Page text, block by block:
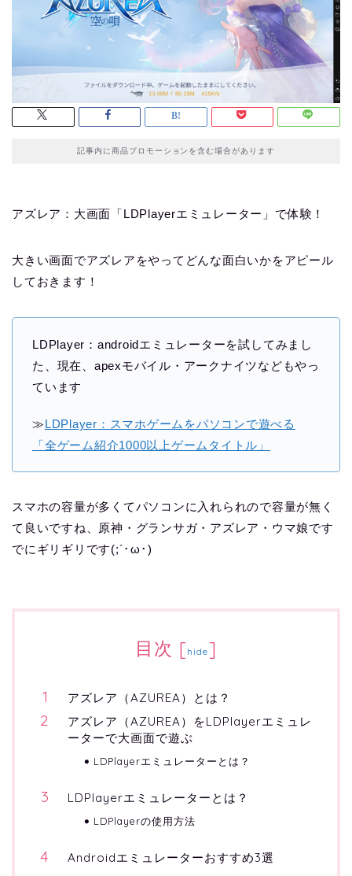
記事内に商品プロモーションを含む場合があります
アズレア：大画面「LDPlayerエミュレーター」で体験！
大きい画面でアズレアをやってどんな面白いかをアピール
しておきます！
LDPlayer：androidエミュレーターを試してみまし
た、現在、apexモバイル・アークナイツなどもやっ
ています
≫LDPlayer：スマホゲームをパソコンで遊べる
「全ゲーム紹介1000以上ゲームタイトル」
スマホの容量が多くてパソコンに入れられので容量が無く
て良いですね、原神・グランサガ・アズレア・ウマ娘です
でにギリギリです(;´･ω･)
目次 [hide]
アズレア（AZUREA）とは？
アズレア（AZUREA）をLDPlayerエミュレ
ーターで大画面で遊ぶ
LDPlayerエミュレーターとは？
LDPlayerエミュレーターとは？
LDPlayerの使用方法
Androidエミュレーターおすすめ3選